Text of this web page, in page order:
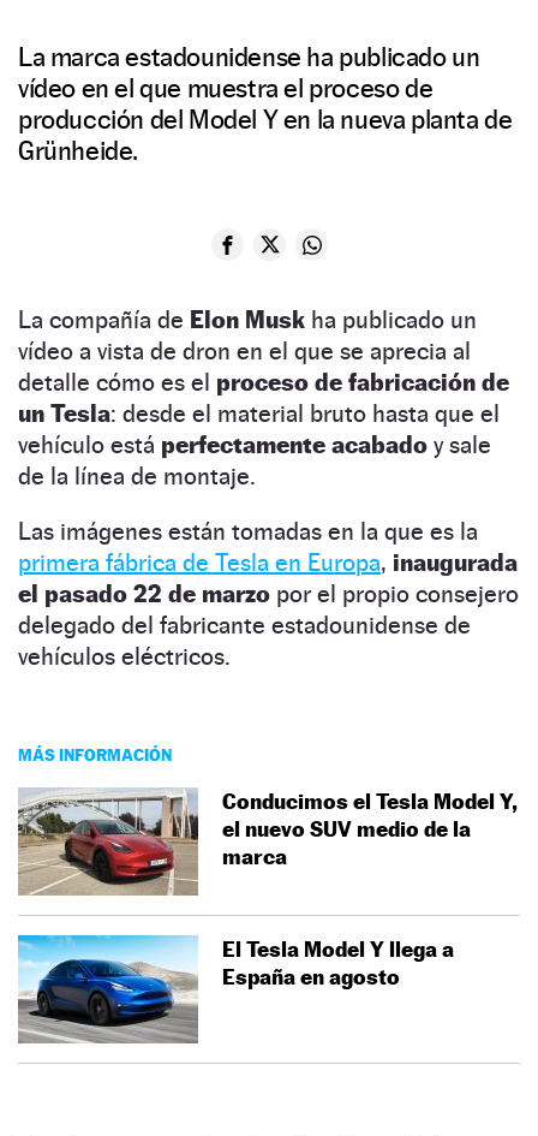
La marca estadounidense ha publicado un
vídeo en el que muestra el proceso de
producción del Model Y en la nueva planta de
Grünheide.
La compañía de Elon Musk ha publicado un
vídeo a vista de dron en el que se aprecia al
detalle cómo es el proceso de fabricación de
un Tesla: desde el material bruto hasta que el
vehículo está perfectamente acabado y sale
de la línea de montaje.
Las imágenes están tomadas en la que es la
primera fábrica de Tesla en Europa, inaugurada
el pasado 22 de marzo por el propio consejero
delegado del fabricante estadounidense de
vehículos eléctricos.
MÁS INFORMACIÓN
Conducimos el Tesla Model Y,
el nuevo SUV medio de la
marca
El Tesla Model Y llega a
España en agosto